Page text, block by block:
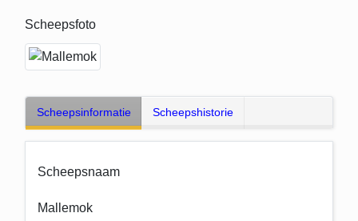
Scheepsfoto
Scheepsinformatie Scheepshistorie
Scheepsnaam
Mallemok